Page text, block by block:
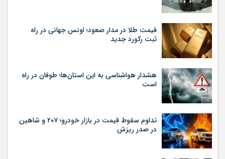
قیمت طلا در مدار صعود؛ اونس جهانی در راه
ثبت رکورد جدید
هشدار هواشناسی به این استان‌ها؛ طوفان در راه
است
تداوم سقوط قیمت در بازار خودرو؛ ۲۰۷ و شاهین
در صدر ریزش